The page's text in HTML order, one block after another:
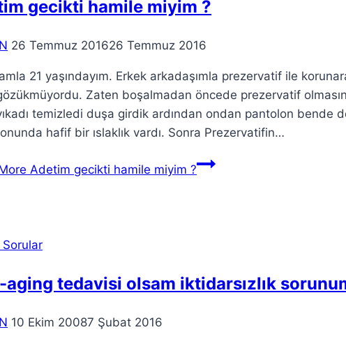
gecikti hamile miyim ?
26 Temmuz 201626 Temmuz 2016
21 yaşındayım. Erkek arkadaşımla prezervatif ile
Zaten boşalmadan öncede prezervatif
temizledi duşa girdik ardından ondan pantolon bende
hafif bir ıslaklık vardı. Sonra Prezervatifin…
Adetim gecikti hamile miyim ?
tedavisi olsam iktidarsızlık
10 Ekim 20087 Şubat 2016